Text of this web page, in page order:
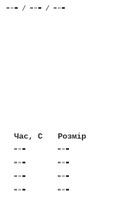
/ /
Час, C Розмір